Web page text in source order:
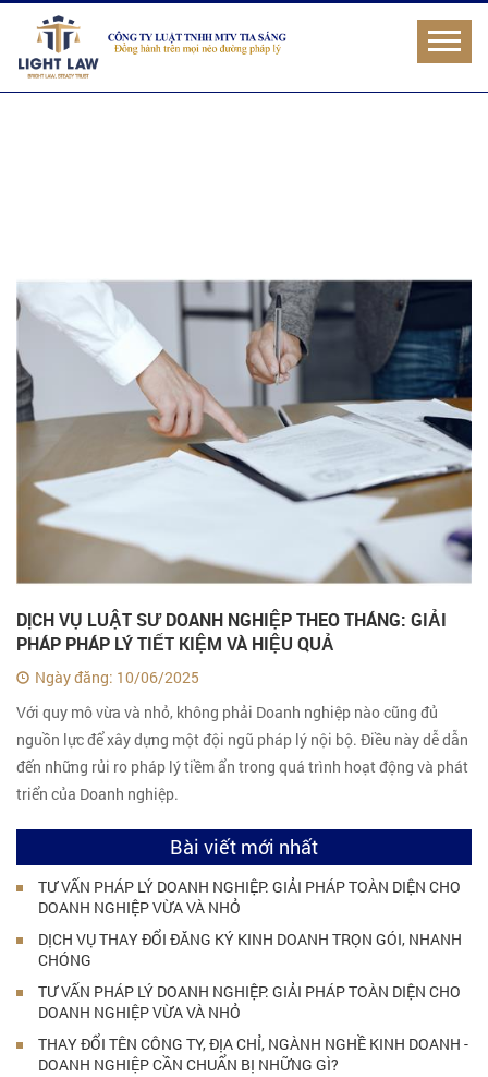
DỊCH VỤ LUẬT SƯ DOANH NGHIỆP THEO THÁNG: GIẢI
PHÁP PHÁP LÝ TIẾT KIỆM VÀ HIỆU QUẢ
Ngày đăng: 10/06/2025
Với quy mô vừa và nhỏ, không phải Doanh nghiệp nào cũng đủ
nguồn lực để xây dựng một đội ngũ pháp lý nội bộ. Điều này dễ dẫn
đến những rủi ro pháp lý tiềm ẩn trong quá trình hoạt động và phát
triển của Doanh nghiệp.
Bài viết mới nhất
TƯ VẤN PHÁP LÝ DOANH NGHIỆP: GIẢI PHÁP TOÀN DIỆN CHO
DOANH NGHIỆP VỪA VÀ NHỎ
DỊCH VỤ THAY ĐỔI ĐĂNG KÝ KINH DOANH TRỌN GÓI, NHANH
CHÓNG
TƯ VẤN PHÁP LÝ DOANH NGHIỆP: GIẢI PHÁP TOÀN DIỆN CHO
DOANH NGHIỆP VỪA VÀ NHỎ
THAY ĐỔI TÊN CÔNG TY, ĐỊA CHỈ, NGÀNH NGHỀ KINH DOANH -
DOANH NGHIỆP CẦN CHUẨN BỊ NHỮNG GÌ?